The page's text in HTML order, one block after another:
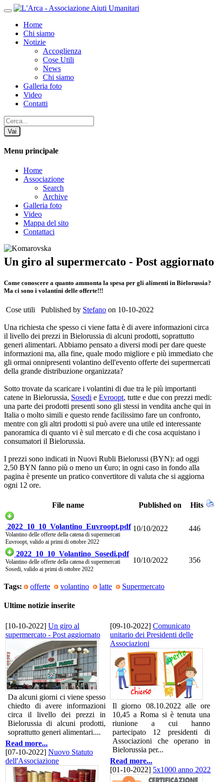
Home
Chi siamo
Notizie
Accoglienza
Cose Utili
News
Chi siamo
Galleria foto
Video
Contatti
Vai
Menu principale
Home
Associazione
Search
Archive
Galleria foto
Video
Mappa del sito
Contattaci
Un giro al supermercato - Post aggiornato
Come conoscere a quanto ammonta la spesa per gli alimenti in Bielorussia?
Ma ci sono i volantini delle offerte!!!
Cose utili Published by Stefano on 10-10-2022
Una richiesta che spesso ci viene fatta è di avere informazioni circa
il livello dei prezzi in Bielorussia di alcuni prodotti, soprattutto
generi alimentari. Abbiamo pensato a diversi modi per dare queste
informazioni ma, alla fine, quale modo migliore e più immediato che
gli ormai onnipresenti volantino dell'evento offerte dei supermercati
della grande distribuzione organizzata?
Sotto trovate da scaricare i volantini di due tra le più importanti
catene in Bielorussia, Sosedi e Evroopt, tutte e due con prezzi medi:
una parte dei prodotti presenti sono gli stessi in vendita anche qui in
Italia o molto simili e questo rende facilissimo fare un confronto,
mentre con gli altri prodotti si può avere una utile ed interessante
panoramica di quanto vi è sul mercato e di che cosa acquistano i
consumatori il Bielorussia.
I prezzi sono indicati in Nuovi Rubli Bielorussi (BYN): ad oggi
2,50 BYN fanno più o meno un €uro; in ogni caso in fondo alla
pagina è presente un pratico convertitore di valuta che si aggiorna
ogni 12 ore.
File name Published on Hits
2022_10_10_Volantino_Euvroopt.pdf
Volantino delle offerte della catena di supermercati
Euvroopt, valido ai primi di ottobre 2022
10/10/2022 446
2022_10_10_Volantino_Sosedi.pdf
Volantino delle offerte della catena di supermercati
Sosedi, valido ai primi di ottobre 2022
10/10/2022 356
Tags: offerte volantino latte Supermercato
Ultime notizie inserite
[10-10-2022] Un giro al
supermercato - Post aggiornato
Da alcuni giorni ci viene spesso
chiedto di avere informazioni
circa il livello dei prezzi in
Bielorussia di alcuni prodotti,
soprattutto generi alimentari....
Read more...
[07-10-2022] Nuovo Statuto
dell'Associazione
[09-10-2022] Comunicato
unitario dei Presidenti delle
Associazioni
Il giorno 08.10.2022 alle ore
10,45 a Roma si è tenuta una
riunione a cui hanno
partecipato 12 presidenti di
Associazioni che operano in
Bielorussia per...
Read more...
[01-10-2022] 5x1000 anno 2022